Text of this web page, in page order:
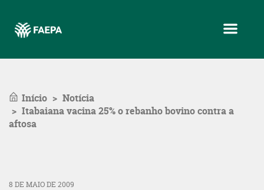
Início
Notícia
Itabaiana vacina 25% o rebanho bovino contra a
aftosa
8 DE MAIO DE 2009